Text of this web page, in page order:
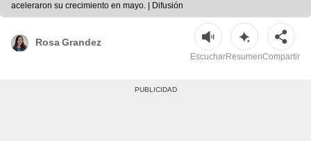
aceleraron su crecimiento en mayo. | Difusión
Rosa Grandez
EscucharResumenCompartir